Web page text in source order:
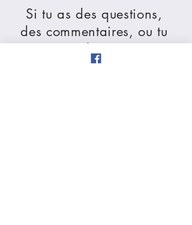
Si tu as des questions,
des commentaires, ou tu
veux simplement jaser,
envoie-moi un message!